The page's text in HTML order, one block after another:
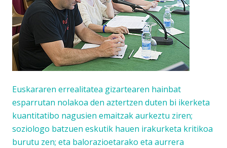
Euskararen errealitatea gizartearen hainbat
esparrutan nolakoa den aztertzen duten bi ikerketa
kuantitatibo nagusien emaitzak aurkeztu ziren;
soziologo batzuen eskutik hauen irakurketa kritikoa
burutu zen; eta balorazioetarako eta aurrera